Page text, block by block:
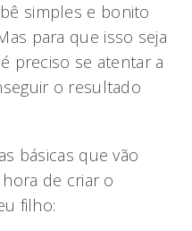
simples e bonito
para que isso seja
preciso se atentar a
o resultado
básicas que vão
de criar o
filho: